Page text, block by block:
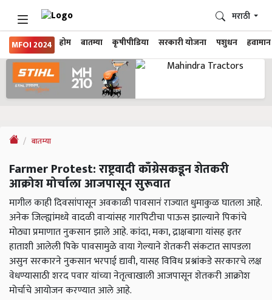
MFOI 2024 होम बातम्या कृषीपीडिया सरकारी योजना पशुधन हवामान
मराठी
बातम्या
Farmer Protest: राष्ट्रवादी काँग्रेसकडून शेतकरी
आक्रोश मोर्चाला आजपासून सुरूवात
मागील काही दिवसांपासून अवकाळी पावसानं राज्यात धुमाकुळ घातला आहे.
अनेक जिल्ह्यांमध्ये वादळी वाऱ्यांसह गारपिटीचा पाऊस झाल्याने पिकांचे
मोठ्या प्रमाणात नुकसान झाले आहे. कांदा, मका, द्राक्षबागा यांसह इतर
हाताशी आलेली पिके पावसामुळे वाया गेल्याने शेतकरी संकटात सापडला
असुन सरकारने नुकसान भरपाई द्यावी, यासह विविध प्रश्नांकडे सरकारचे लक्ष
वेधण्यासाठी शरद पवार यांच्या नेतृत्वाखाली आजपासून शेतकरी आक्रोश
मोर्चाचे आयोजन करण्यात आले आहे.